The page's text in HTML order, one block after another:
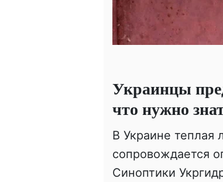
Украинцы
что нужно
В Украине теплая
сопровождается
Синоптики